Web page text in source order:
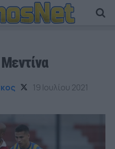
19 Ιουλίου 2021